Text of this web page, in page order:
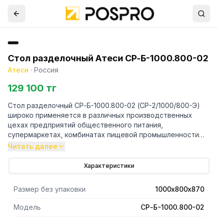
Стол разделочный Атеси СР-Б-1000.800-02
Атеси · Россия
129 100 тг
Стол разделочный СР-Б-1000.800-02 (СР-2/1000/800-Э)
широко применяется в различных производственных
цехах предприятий общественного питания,
супермаркетах, комбинатах пищевой промышленности
для разделывания и обработки пищевых продуктов, а
кухонного оборудования.
подгиб (фальцовку), что полностью исключает получение
травмы персоналом при сборке, эксплуатации и
санитарной обработке стола.
Читать далее
Характеристики
Размер без упаковки 1000х800х870
Модель СР-Б-1000.800-02